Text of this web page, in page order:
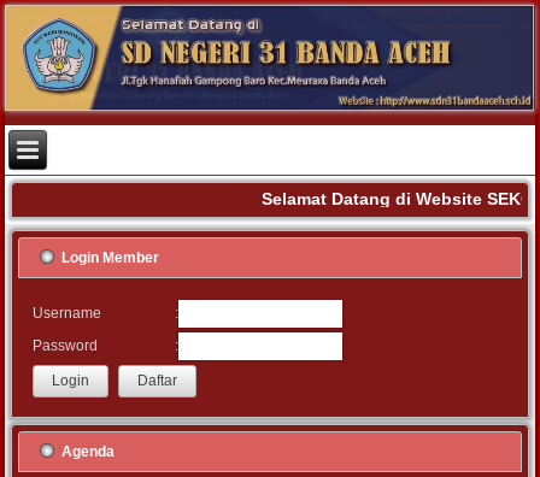
Selamat Datang di Website
Login Member
Username
:
Password
:
Agenda